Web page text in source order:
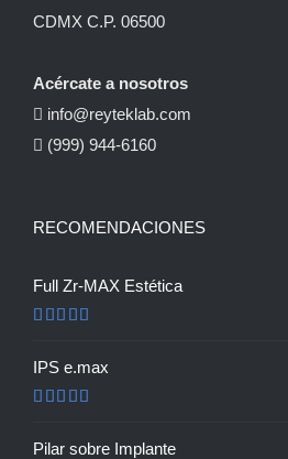
CDMX C.P. 06500
Acércate a nosotros
info@reyteklab.com
(999) 944-6160
RECOMENDACIONES
Full Zr-MAX Estética
IPS e.max
Pilar sobre Implante